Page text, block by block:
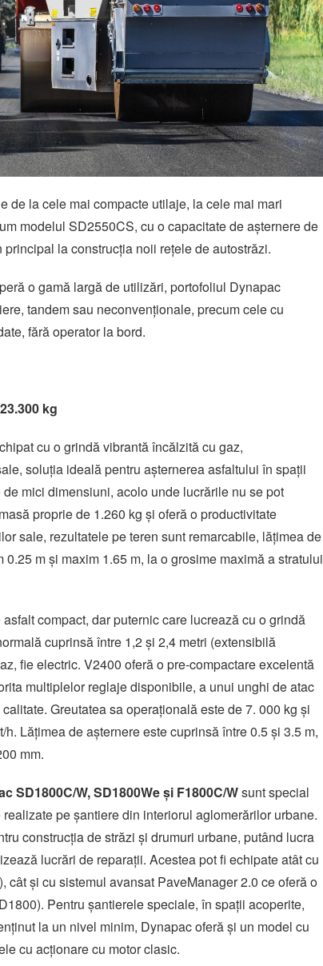
de la cele mai compacte utilaje, la cele mai mari
modelul SD2550CS, cu o capacitate de așternere de
la construcția noii rețele de autostrăzi.
o gamă largă de utilizări, portofoliul Dynapac
tandem sau neconvenționale, precum cele cu
fără operator la bord.
kg
cu o grindă vibrantă încălzită cu gaz,
soluția ideală pentru așternerea asfaltului în spații
mici dimensiuni, acolo unde lucrările nu se pot
proprie de 1.260 kg și oferă o productivitate
sale, rezultatele pe teren sunt remarcabile, lățimea de
m și maxim 1.65 m, la o grosime maximă a stratului
compact, dar puternic care lucrează cu o grindă
cuprinsă între 1,2 și 2,4 metri (extensibilă
fie electric. V2400 oferă o pre-compactare excelentă
multiplelor reglaje disponibile, a unui unghi de atac
Greutatea sa operațională este de 7. 000 kg și
Lățimea de așternere este cuprinsă între 0.5 și 3.5 m,
mm.
SD1800C/W, SD1800We și F1800C/Wsunt special
pe șantiere din interiorul aglomerărilor urbane.
construcția de străzi și drumuri urbane, putând lucra
lucrări de reparații. Acestea pot fi echipate atât cu
cât și cu sistemul avansat PaveManager 2.0 ce oferă o
Pentru șantierele speciale, în spații acoperite,
la un nivel minim, Dynapac oferă și un model cu
cu acționare cu motor clasic.